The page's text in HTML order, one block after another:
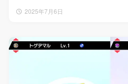
2025年7月6日